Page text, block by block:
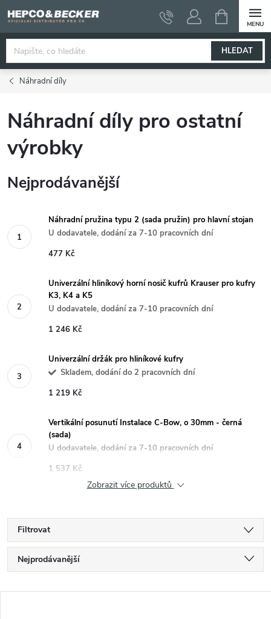
na
obsah
HLEDAT
NÁKUPNÍ
KOŠÍK
Náhradní díly
Náhradní díly pro ostatní
výrobky
Nejprodávanější
Náhradní pružina typu 2 (sada pružin) pro hlavní stojan
U dodavatele, dodání za 7-10 pracovních dní
477 Kč
Univerzální hliníkový horní nosič kufrů Krauser pro kufry
K3, K4 a K5
U dodavatele, dodání za 7-10 pracovních dní
1 246 Kč
Univerzální držák pro hliníkové kufry
Skladem, dodání do 2 pracovních dní
1 219 Kč
Vertikální posunutí Instalace C-Bow, o 30mm - černá
(sada)
U dodavatele, dodání za 7-10 pracovních dní
1 537 Kč
Zobrazit více produktů
Filtrovat
Ř
a
Nejprodávanější